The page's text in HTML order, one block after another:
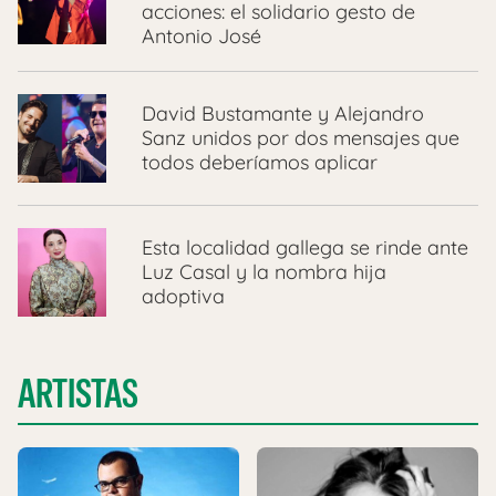
acciones: el solidario gesto de
Antonio José
David Bustamante y Alejandro
Sanz unidos por dos mensajes que
todos deberíamos aplicar
Esta localidad gallega se rinde ante
Luz Casal y la nombra hija
adoptiva
ARTISTAS